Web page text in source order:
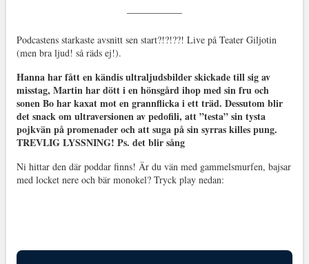
Podcastens starkaste avsnitt sen start?!?!??! Live på Teater Giljotin
(men bra ljud! så räds ej!).
Hanna har fått en kändis ultraljudsbilder skickade till sig av
misstag, Martin har dött i en hönsgård ihop med sin fru och
sonen Bo har kaxat mot en grannflicka i ett träd. Dessutom blir
det snack om ultraversionen av pedofili, att ”testa” sin tysta
pojkvän på promenader och att suga på sin syrras killes pung.
TREVLIG LYSSNING! Ps. det blir sång
Ni hittar den där poddar finns! Är du vän med gammelsmurfen, bajsar
med locket nere och bär monokel? Tryck play nedan: